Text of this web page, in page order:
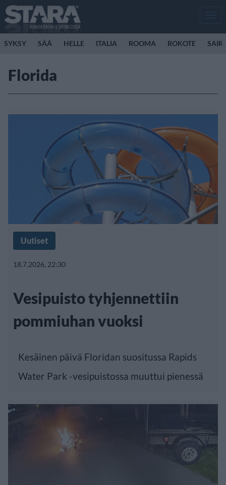
SYKSY SÄÄ HELLE ITALIA ROOMA ROKOTE
Florida
Uutiset
18.7.2026, 22:30
Vesipuisto tyhjennettiin
pommiuhan vuoksi
Kesäinen päivä Floridan suositussa Rapids
Water Park -vesipuistossa muuttui pienessä